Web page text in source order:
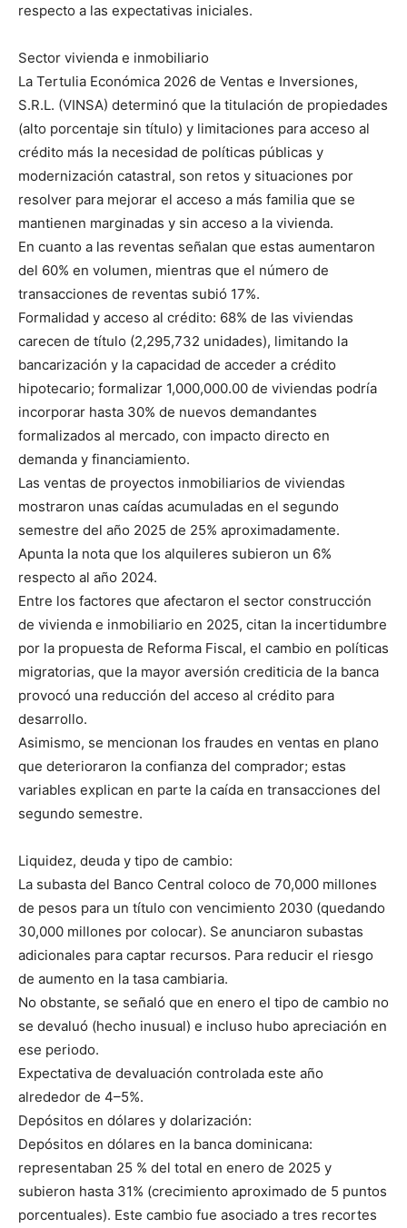
respecto a las expectativas iniciales.
Sector vivienda e inmobiliario
La Tertulia Económica 2026 de Ventas e Inversiones,
S.R.L. (VINSA) determinó que la titulación de propiedades
(alto porcentaje sin título) y limitaciones para acceso al
crédito más la necesidad de políticas públicas y
modernización catastral, son retos y situaciones por
resolver para mejorar el acceso a más familia que se
mantienen marginadas y sin acceso a la vivienda.
En cuanto a las reventas señalan que estas aumentaron
del 60% en volumen, mientras que el número de
transacciones de reventas subió 17%.
Formalidad y acceso al crédito: 68% de las viviendas
carecen de título (2,295,732 unidades), limitando la
bancarización y la capacidad de acceder a crédito
hipotecario; formalizar 1,000,000.00 de viviendas podría
incorporar hasta 30% de nuevos demandantes
formalizados al mercado, con impacto directo en
demanda y financiamiento.
Las ventas de proyectos inmobiliarios de viviendas
mostraron unas caídas acumuladas en el segundo
semestre del año 2025 de 25% aproximadamente.
Apunta la nota que los alquileres subieron un 6%
respecto al año 2024.
Entre los factores que afectaron el sector construcción
de vivienda e inmobiliario en 2025, citan la incertidumbre
por la propuesta de Reforma Fiscal, el cambio en políticas
migratorias, que la mayor aversión crediticia de la banca
provocó una reducción del acceso al crédito para
desarrollo.
Asimismo, se mencionan los fraudes en ventas en plano
que deterioraron la confianza del comprador; estas
variables explican en parte la caída en transacciones del
segundo semestre.
Liquidez, deuda y tipo de cambio:
La subasta del Banco Central coloco de 70,000 millones
de pesos para un título con vencimiento 2030 (quedando
30,000 millones por colocar). Se anunciaron subastas
adicionales para captar recursos. Para reducir el riesgo
de aumento en la tasa cambiaria.
No obstante, se señaló que en enero el tipo de cambio no
se devaluó (hecho inusual) e incluso hubo apreciación en
ese periodo.
Expectativa de devaluación controlada este año
alrededor de 4–5%.
Depósitos en dólares y dolarización:
Depósitos en dólares en la banca dominicana:
representaban 25 % del total en enero de 2025 y
subieron hasta 31% (crecimiento aproximado de 5 puntos
porcentuales). Este cambio fue asociado a tres recortes